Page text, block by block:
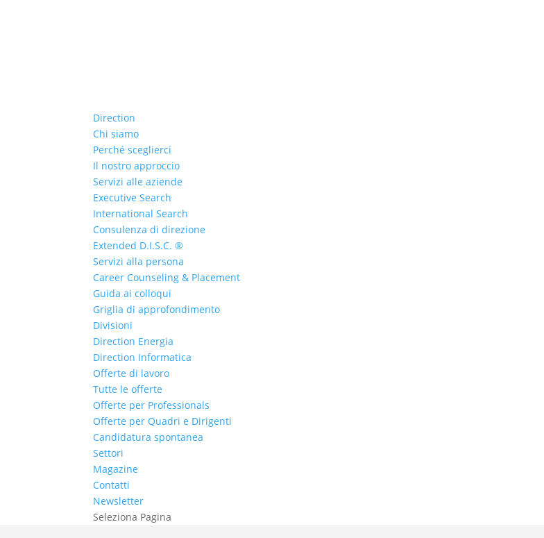
Direction
Chi siamo
Perché sceglierci
Il nostro approccio
Servizi alle aziende
Executive Search
International Search
Consulenza di direzione
Extended D.I.S.C. ®
Servizi alla persona
Career Counseling & Placement
Guida ai colloqui
Griglia di approfondimento
Divisioni
Direction Energia
Direction Informatica
Offerte di lavoro
Tutte le offerte
Offerte per Professionals
Offerte per Quadri e Dirigenti
Candidatura spontanea
Settori
Magazine
Contatti
Newsletter
Seleziona Pagina